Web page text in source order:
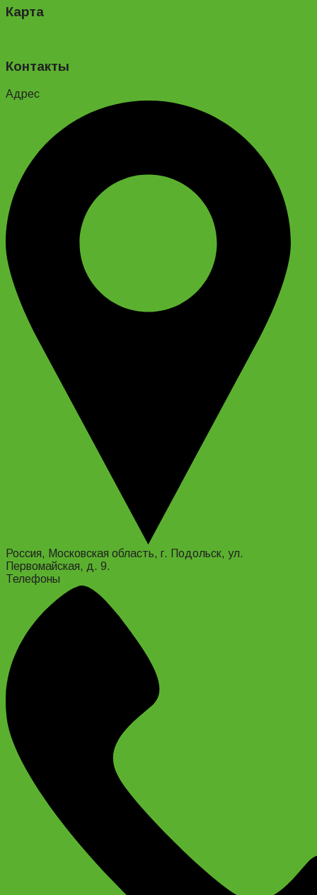
Карта
Контакты
Адрес
Россия, Московская область, г. Подольск, ул.
Первомайская, д. 9.
Телефоны